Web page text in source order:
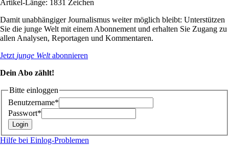
Artikel-Länge: 1831 Zeichen
Damit unabhängiger Journalismus weiter möglich bleibt: Unterstützen
Sie die junge Welt mit einem Abonnement und erhalten Sie Zugang zu
allen Analysen, Reportagen und Kommentaren.
Jetzt junge Weltabonnieren
Dein Abo zählt!
Bitte einloggen
Benutzername*
Passwort*
Hilfe bei Einlog-Problemen